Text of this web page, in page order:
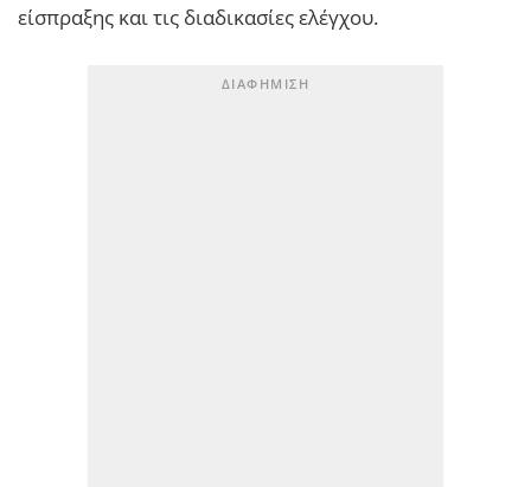
είσπραξης και τις διαδικασίες ελέγχου.